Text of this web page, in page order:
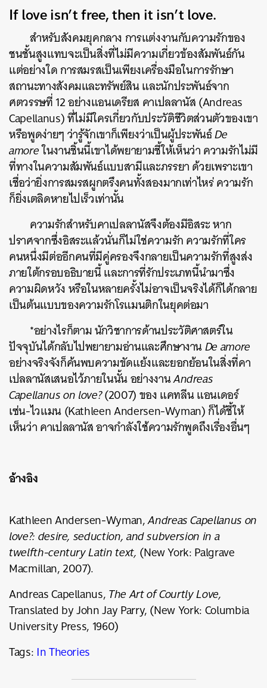
If love isn’t free, then it isn’t love.
สำหรับสังคมยุคกลาง การแต่งงานกับความรักของ
ชนชั้นสูงแทบจะเป็นสิ่งที่ไม่มีความเกี่ยวข้องสัมพันธ์กัน
แต่อย่างใด การสมรสเป็นเพียงเครื่องมือในการรักษา
สถานะทางสังคมและทรัพย์สิน และนักประพันธ์จาก
ศตวรรษที่ 12 อย่างแอนเดรียส คาเปลลานัส (Andreas
Capellanus)ที่ไม่มีใครเกี่ยวกับประวัติชีวิตส่วนตัวของเขา
หรือพูดง่ายๆ ว่ารู้จักเขาก็เพียงว่าเป็นผู้ประพันธ์De
amoreในงานชิ้นนี้เขาได้พยายามชี้ให้เห็นว่า ความรักไม่มี
ที่ทางในความสัมพันธ์แบบสามีและภรรยา ด้วยเพราะเขา
เชื่อว่ายิ่งการสมรสผูกตรึงคนทั้งสองมากเท่าไหร่ ความรัก
ก็ยิ่งเตลิดหายไปเร็วเท่านั้น
ความรักสำหรับคาเปลลานัสจึงต้องมีอิสระ หาก
ปราศจากซึ่งอิสระแล้วนั่นก็ไม่ใช่ความรัก ความรักที่ใคร
คนหนึ่งมีต่ออีกคนที่มีคู่ครองจึงกลายเป็นความรักที่สูงส่ง
ภายใต้กรอบอธิบายนี้ และการที่รักประเภทนี้นำมาซึ่ง
ความผิดหวัง หรือในหลายครั้งไม่อาจเป็นจริงได้ก็ได้กลาย
เป็นต้นแบบของความรักโรแมนติกในยุคต่อมา
*อย่างไรก็ตาม นักวิชาการด้านประวัติศาสตร์ใน
ปัจจุบันได้กลับไปพยายามอ่านและศึกษางานDe amore
อย่างจริงจังก็ค้นพบความขัดแย้งและยอกย้อนในสิ่งที่คา
เปลลานัสเสนอไว้ภายในนั้น อย่างงานAndreas
Capellanus on love?(2007) ของ แคทลีน แอนเดอร์
เซ่น-ไวแมน (Kathleen Andersen-Wyman) ก็ได้ชี้ให้
เห็นว่า คาเปลลานัส อาจกำลังใช้ความรักพูดถึงเรื่องอื่นๆ
อ้างอิง
Kathleen Andersen-Wyman,Andreas Capellanus on
love?: desire, seduction, and subversion in a
twelfth-century Latin text, (New York: Palgrave
Macmillan, 2007).
Andreas Capellanus,The Art of Courtly Love,
Translated by John Jay Parry, (New York: Columbia
University Press, 1960)
Tags: In Theories